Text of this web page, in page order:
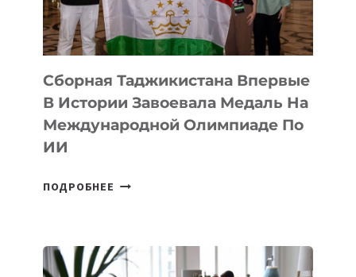
CYBER
STEPPE
Сборная Таджикистана Впервые
В Истории Завоевала Медаль На
Международной Олимпиаде По
ИИ
ПОДРОБНЕЕ СБОРНАЯ
ИСТОРИИ